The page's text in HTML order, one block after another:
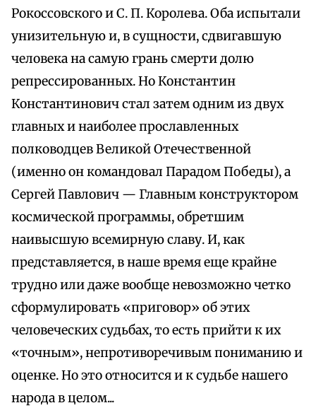
Рокоссовского и С. П. Королева. Оба испытали
унизительную и, в сущности, сдвигавшую
человека на самую грань смерти долю
репрессированных. Но Константин
Константинович стал затем одним из двух
главных и наиболее прославленных
полководцев Великой Отечественной
(именно он командовал Парадом Победы), а
Сергей Павлович — Главным конструктором
космической программы, обретшим
наивысшую всемирную славу. И, как
представляется, в наше время еще крайне
трудно или даже вообще невозможно четко
сформулировать «приговор» об этих
человеческих судьбах, то есть прийти к их
«точным», непротиворечивым пониманию и
оценке. Но это относится и к судьбе нашего
народа в целом...